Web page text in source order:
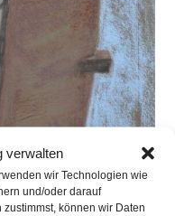
verwalten
wir Technologien wie
und/oder darauf
können wir Daten